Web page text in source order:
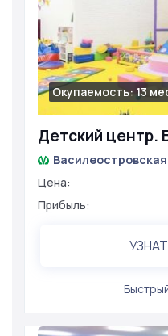
Детский центр.
Окупаемость: 13
Василеостровская
Цена:
Прибыль: